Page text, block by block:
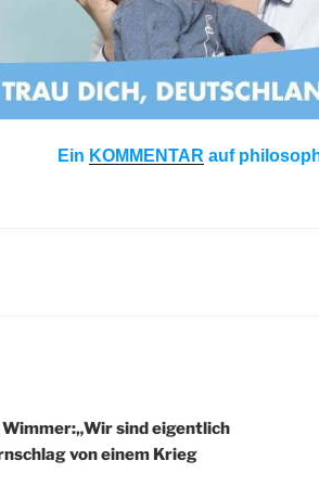
Ein KOMMENTAR auf
sind eigentlich
von einem Krieg